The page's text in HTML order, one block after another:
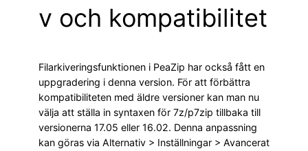
v och kompatibilitet
Filarkiveringsfunktionen i PeaZip har också fått en
uppgradering i denna version. För att förbättra
kompatibiliteten med äldre versioner kan man nu
välja att ställa in syntaxen för 7z/p7zip tillbaka till
versionerna 17.05 eller 16.02. Denna anpassning
kan göras via Alternativ > Inställningar > Avancerat